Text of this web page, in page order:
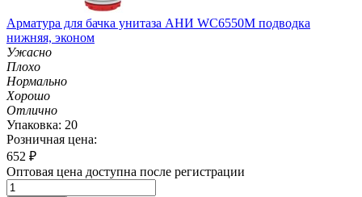
Арматура для бачка унитаза АНИ WC6550M подводка
нижняя, эконом
Ужасно
Плохо
Нормально
Хорошо
Отлично
Упаковка: 20
Розничная цена:
652 ₽
Оптовая цена доступна после регистрации